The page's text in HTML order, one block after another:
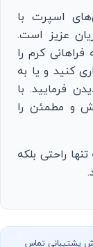
اسپرت با
عزیز است.
کرم را
کنید و یا به
فرمایید. با
و مطمئن را
راحتی بلکه
پشتیبانی تماس